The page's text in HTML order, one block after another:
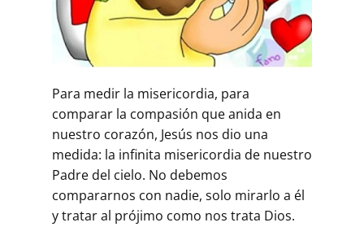
Para medir la misericordia, para
comparar la compasión que anida en
nuestro corazón, Jesús nos dio una
medida: la infinita misericordia de nuestro
Padre del cielo. No debemos
compararnos con nadie, solo mirarlo a él
y tratar al prójimo como nos trata Dios.